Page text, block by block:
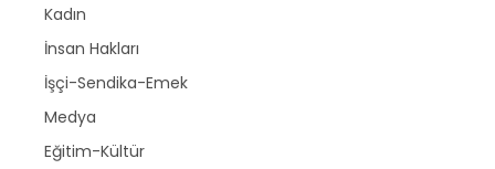
Kadın
İnsan Hakları
İşçi-Sendika-Emek
Medya
Eğitim-Kültür